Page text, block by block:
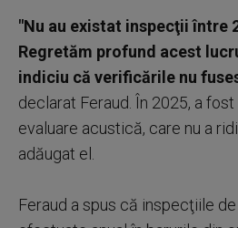
"Nu au existat inspecţii între
Regretăm profund acest
indiciu că verificările nu
declarat Feraud. În 2025, a
evaluare acustică, care nu a
adăugat el.
Feraud a spus că inspecţiile